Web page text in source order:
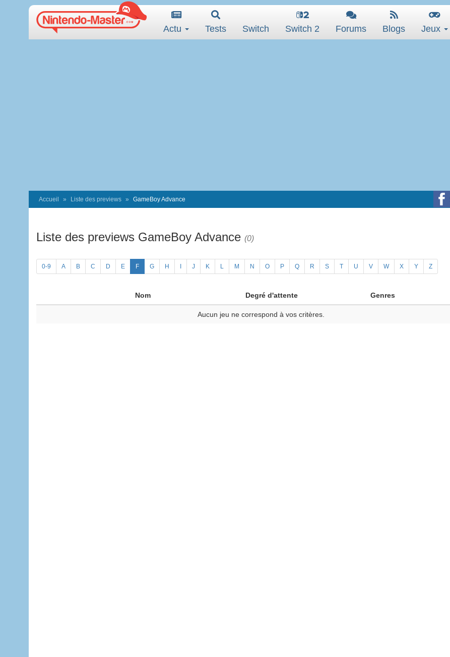
Actu Tests Switch Switch 2 Forums Blogs Jeux
Accueil Liste des previews GameBoy Advance
Liste des previews GameBoy Advance (0)
0-9 A B C D E F G H J K L M N O P Q R S T U V W X Y Z
Nom Degré d'attente Genres
Aucun jeu ne correspond à vos critères.